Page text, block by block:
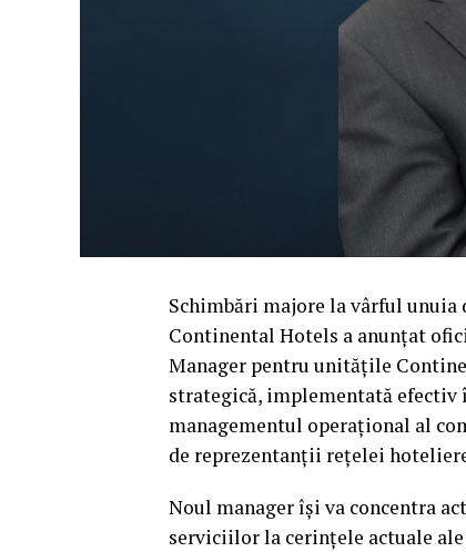
Schimbări majore la vârful
Continental Hotels a anunțat
Manager pentru unitățile
strategică, implementată efectiv
managementul operațional al
de reprezentanții rețelei
Noul manager își va concentra
serviciilor la cerințele actuale